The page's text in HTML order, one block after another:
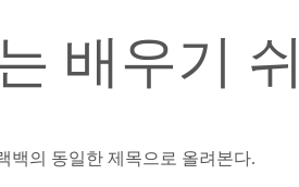
배우기
백의 동일한 제목으로 올려본다.